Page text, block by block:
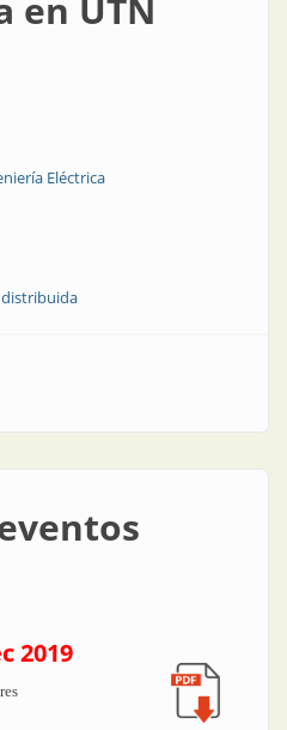
en UTN
Eléctrica
renovables | Generación distribuida
2019